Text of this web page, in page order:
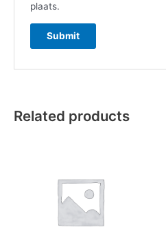
plaats.
Related products